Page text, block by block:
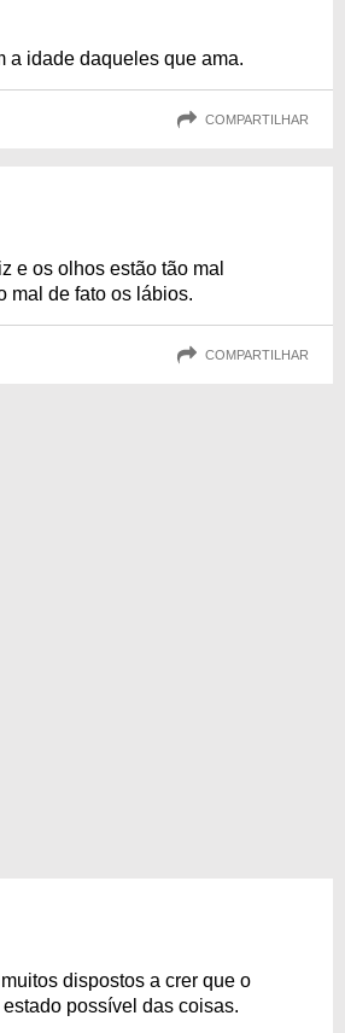
a idade daqueles que ama.
COMPARTILHAR
e os olhos estão tão mal
mal de fato os lábios.
COMPARTILHAR
dispostos a crer que o
possível das coisas.